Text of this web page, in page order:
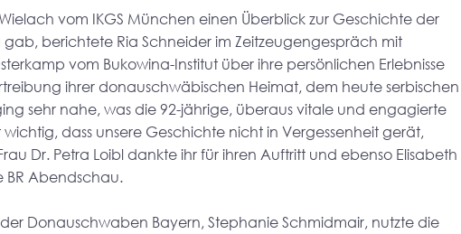
vom IKGS München einen Überblick zur Geschichte der
berichtete Ria Schneider im Zeitzeugengespräch mit
vom Bukowina-Institut über ihre persönlichen Erlebnisse
ihrer donauschwäbischen Heimat, dem heute serbischen
sehr nahe, was die 92-jährige, überaus vitale und engagierte
wichtig, dass unsere Geschichte nicht in Vergessenheit gerät,
Dr. Petra Loibl dankte ihr für ihren Auftritt und ebenso Elisabeth
BR Abendschau.
Donauschwaben Bayern, Stephanie Schmidmair, nutzte die